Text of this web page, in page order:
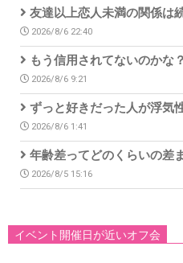
友達以上恋人未満の関係は
2026/8/6 22:40
もう信用されてないのかな？
2026/8/6 9:21
ずっと好きだった人が浮気
2026/8/6 1:41
年齢差ってどのくらいの差
2026/8/5 15:16
イベント開催日が近いオフ会